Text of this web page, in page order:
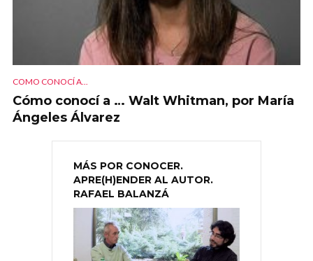
COMO CONOCÍ A...
Cómo conocí a … Walt Whitman, por María
Ángeles Álvarez
MÁS POR CONOCER.
APRE(H)ENDER AL AUTOR.
RAFAEL BALANZÁ